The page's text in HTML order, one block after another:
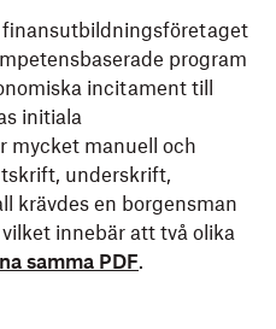
program
incitament till
initiala
mycket manuell och
underskrift,
krävdes en borgensman
innebär att två olika
samma PDF.